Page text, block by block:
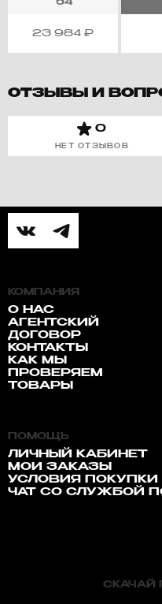
54
23 984 ₽
ОТЗЫВЫ И
0
НЕТ ОТЗЫВОВ
КОМПАНИЯ
О НАС
АГЕНТСКИЙ
ДОГОВОР
КОНТАКТЫ
КАК МЫ
ПРОВЕРЯЕМ
ТОВАРЫ
ПОМОЩЬ
ЛИЧНЫЙ КАБИНЕТ
МОИ ЗАКАЗЫ
УСЛОВИЯ ПОКУПКИ
ЧАТ СО СЛУЖБОЙ
СКАЧАЙ